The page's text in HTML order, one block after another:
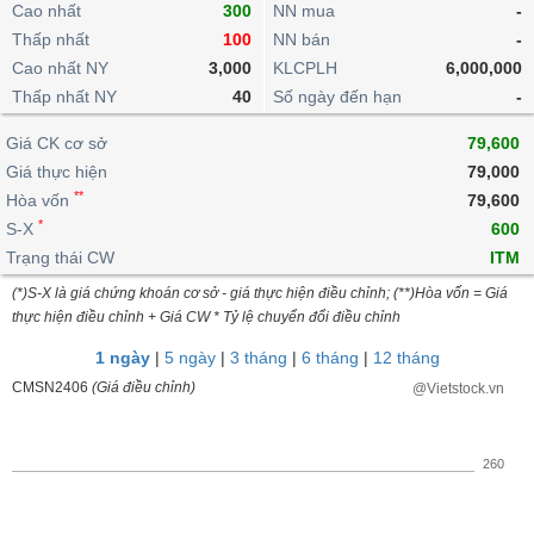
lỗ
Giao
nội
bộ
Niên
giám
Tài
liệu
cổ
đông
Định
giá
Nước
Tự
doanh
Top
cổ
phiếu
Bản
dịch
Chứng
quyền
Thống
kê
dịch
Định
Thống
dịch
Tin
tức
Phân
tích
kỹ
thuật
Bảng
trực
tuyến
lọc
cổ
phiếu
sánh
Báo
Vĩ
mô
lai
Chứng
quyền
Trái
phiếu
doanh
IR
Awards
Dịch
vụ
Cao nhất
300
Thấp nhất
100
Cao nhất NY
3,000
Thấp nhất NY
40
NN mua
-
NN bán
-
KLCPLH
6,000,000
Số ngày đến hạn
-
Giá CK cơ sở
79,600
Giá thực hiện
79,000
Hòa vốn **
79,600
S-X *
600
Trạng thái CW
ITM
(*)S-X là giá chứng khoán cơ sở - giá thực hiện điều chỉnh; (**)Hòa vốn = Giá
thực hiện điều chỉnh + Giá CW * Tỷ lệ chuyển đổi điều chỉnh
1 ngày| 5 ngày| 3 tháng | 6 tháng | 12 tháng
CMSN2406 (Giá điều chỉnh) @Vietstock.vn
260
BẤT
ĐỘNG
SẢN
TÀI
CHÍNH
HÀNG
HÓA
KINH